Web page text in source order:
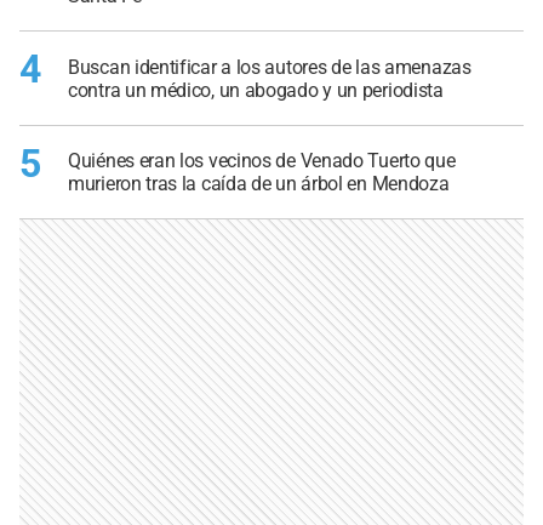
4
Buscan identificar a los autores de las amenazas
contra un médico, un abogado y un periodista
5
Quiénes eran los vecinos de Venado Tuerto que
murieron tras la caída de un árbol en Mendoza